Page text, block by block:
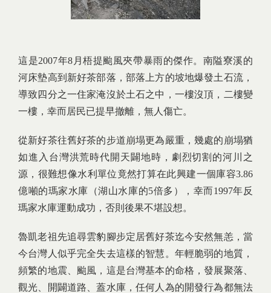
這是2007年8月梧提颱風夾帶暴雨的傑作。南隘寮溪的
河床墊高到新好茶部落，部落上方的坡地爆發土石流，
導致四分之一住家淹沒於土石之中，一樓沒頂，二樓變
一樓，幸而居民已提早撤離，無人傷亡。
從新好茶往舊好茶的步道崩塌更為嚴重，幾處的崩塌猶
如進入台灣洪荒時代開天闢地時，劇烈切割的河川之
源，很難想像水利單位竟然打算在此興建一個庫容3.86
億噸的瑪家水庫（湖山水庫的5倍多），幸而1997年反
瑪家水庫運動成功，否則後果不堪設想。
魯凱老祖先追尋雲豹腳步定居舊好茶迄今安然無恙，當
今台灣人似乎完全失去這樣的智慧。年輕脆弱的地質，
頻繁的地震、颱風，這是台灣基本的命格，發展聚落、
觀光、開闢道路、蓋水庫，任何人為的開發行為都無法